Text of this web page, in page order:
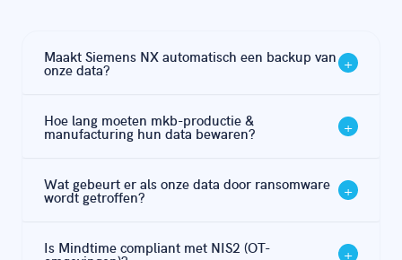
Maakt Siemens NX automatisch een backup van
onze data? +
redundantie, maar dat is geen backup. Als bestanden
wat betekent dat uw 'backup'-kopie even getroffen is.
Hoe lang moeten mkb-productie &
manufacturing hun data bewaren? +
bewaartermijn 10 jaar. Mindtime regelt dit automatisch
Wat gebeurt er als onze data door ransomware
wordt getroffen? +
schoon snapshot van vóór de aanval — doorgaans
Is Mindtime compliant met NIS2 (OT- +